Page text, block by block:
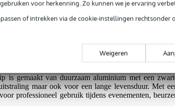
gebruiken voor herkenning. Zo kunnen we je ervaring
of intrekken via de cookie-instellingen rechtsonder
Weigeren
stevige kledingstrip die speciaal ontworpen is voor
is gemaakt van duurzaam aluminium met een
maar ook voor een lange levensduur. Met
professioneel gebruik tijdens evenementen,